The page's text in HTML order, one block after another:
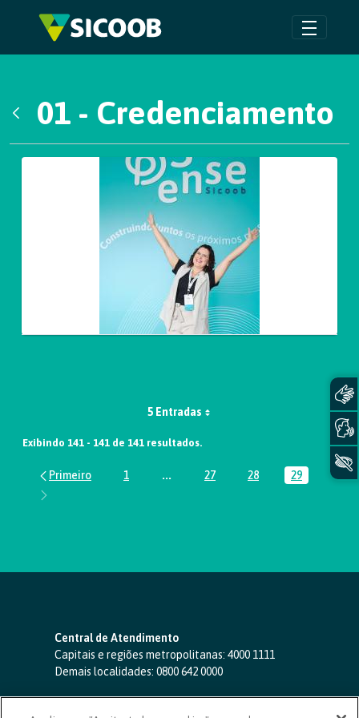
Pular para o Conteúdo principal
01 - Credenciamento
5 Entradas
Exibindo 141 - 141 de 141 resultados.
Página
1 ...Páginas intermediárias Usar ABA
Página
27 Página
28 Página
29
Central de Atendimento
Capitais e regiões metropolitanas: 4000 1111
Demais localidades: 0800 642 0000
SAC 24 horas-0800 724 4420